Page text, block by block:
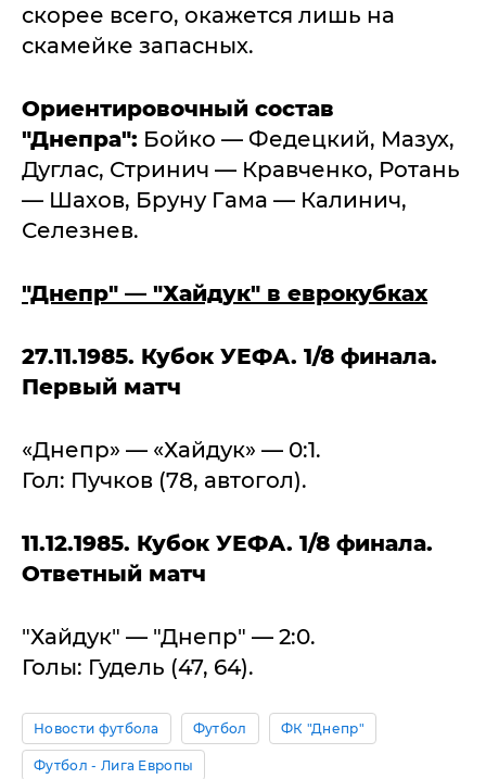
скорее всего, окажется лишь на
скамейке запасных.
Ориентировочный состав
"Днепра": Бойко — Федецкий, Мазух,
Дуглас, Стринич — Кравченко, Ротань
— Шахов, Бруну Гама — Калинич,
Селезнев.
"Днепр" — "Хайдук" в еврокубках
27.11.1985. Кубок УЕФА. 1/8 финала.
Первый матч
«Днепр» — «Хайдук» — 0:1.
Гол: Пучков (78, автогол).
11.12.1985. Кубок УЕФА. 1/8 финала.
Ответный матч
"Хайдук" — "Днепр" — 2:0.
Голы: Гудель (47, 64).
Новости футбола Футбол ФК "Днепр"
Футбол - Лига Европы